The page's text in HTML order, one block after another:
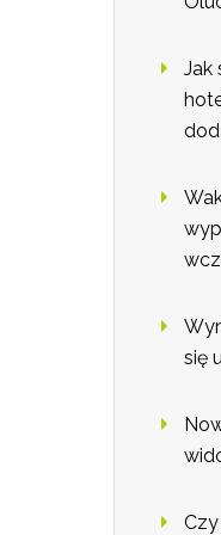
Jak
się